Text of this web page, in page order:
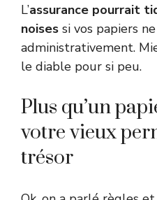
L’assurance pourrait
noises si vos papiers
administrativement.
le diable pour si peu.
Plus qu’un
votre vieux
trésor